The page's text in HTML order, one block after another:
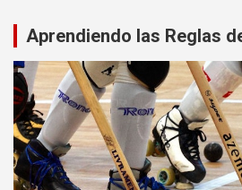
Aprendiendo las Reglas